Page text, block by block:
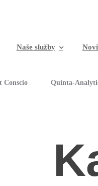
Naše služby
Conscio
Quinta-